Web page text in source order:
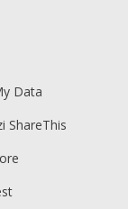
Data
ShareThis